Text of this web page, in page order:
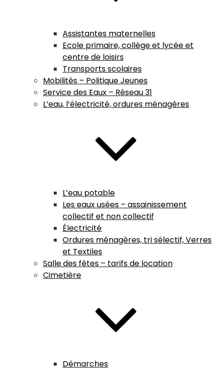
Assistantes maternelles
Ecole primaire, collège et lycée et
centre de loisirs
Transports scolaires
Mobilités – Politique Jeunes
Service des Eaux – Réseau 31
L’eau, l’électricité, ordures ménagères
L’eau potable
Les eaux usées – assainissement
collectif et non collectif
Électricité
Ordures ménagères, tri sélectif, Verres
et Textiles
Salle des fêtes – tarifs de location
Cimetière
Démarches